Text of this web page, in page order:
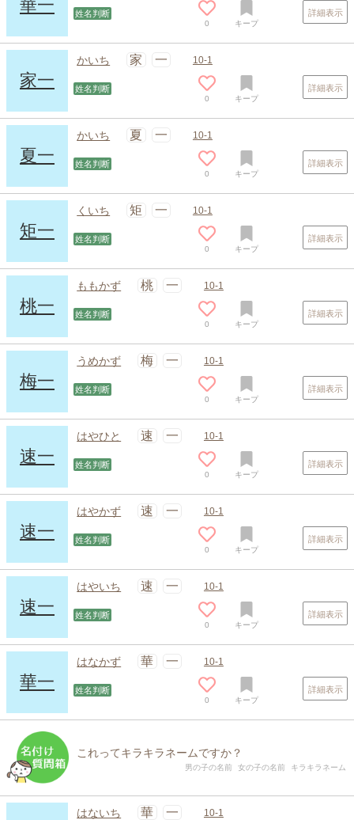
華一 姓名判断
0 キープ
詳細表示
家一
かいち 家 一 10-1
姓名判断
0 キープ
詳細表示
夏一
かいち 夏 一 10-1
姓名判断
0 キープ
詳細表示
矩一
くいち 矩 一 10-1
姓名判断
0 キープ
詳細表示
桃一
ももかず 桃 一 10-1
姓名判断
0 キープ
詳細表示
梅一
うめかず 梅 一 10-1
姓名判断
0 キープ
詳細表示
速一
はやひと 速 一 10-1
姓名判断
0 キープ
詳細表示
速一
はやかず 速 一 10-1
姓名判断
0 キープ
詳細表示
速一
はやいち 速 一 10-1
姓名判断
0 キープ
詳細表示
華一
はなかず 華 一 10-1
姓名判断
0 キープ
詳細表示
これってキラキラネームですか？
男の子の名前 女の子の名前 キラキラネーム
はないち 華 一 10-1